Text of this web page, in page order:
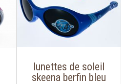
lunettes de soleil
skeena berfin bleu